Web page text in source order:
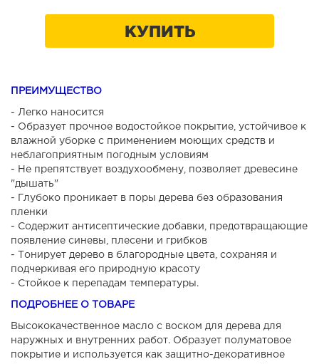
КУПИТЬ
ПРЕИМУЩЕСТВО
- Легко наносится
- Образует прочное водостойкое покрытие, устойчивое к
влажной уборке с применением моющих средств и
неблагоприятным погодным условиям
- Не препятствует воздухообмену, позволяет древесине
"дышать"
- Глубоко проникает в поры дерева без образования
пленки
- Содержит антисептические добавки, предотвращающие
появление синевы, плесени и грибков
- Тонирует дерево в благородные цвета, сохраняя и
подчеркивая его природную красоту
- Стойкое к перепадам температуры.
ПОДРОБНЕЕ О ТОВАРЕ
Высококачественное масло с воском для дерева для
наружных и внутренних работ. Образует полуматовое
покрытие и используется как защитно-декоративное